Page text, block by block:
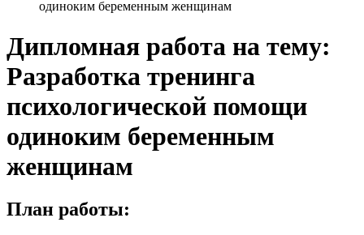
одиноким беременным женщинам
Дипломная работа на тему:
Разработка тренинга
психологической помощи
одиноким беременным
женщинам
План работы: